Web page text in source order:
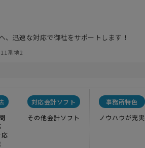
、迅速な対応で御社をサポートします！
番地2
対応会計ソフト
その他会計ソフト
事務所特色
ノウハウが充実